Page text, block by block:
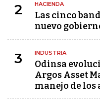
2 HACIENDA
Las cinco
nuevo
3 INDUSTRIA
Odinsa
Argos Asset
manejo de los